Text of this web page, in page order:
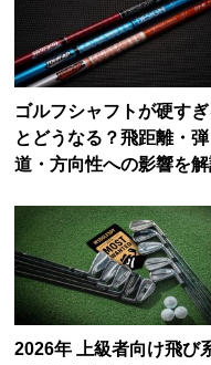
ゴルフシャフトが硬す
とどうなる？飛距離・弾
道・方向性への影響を
2026年 上級者向け飛び